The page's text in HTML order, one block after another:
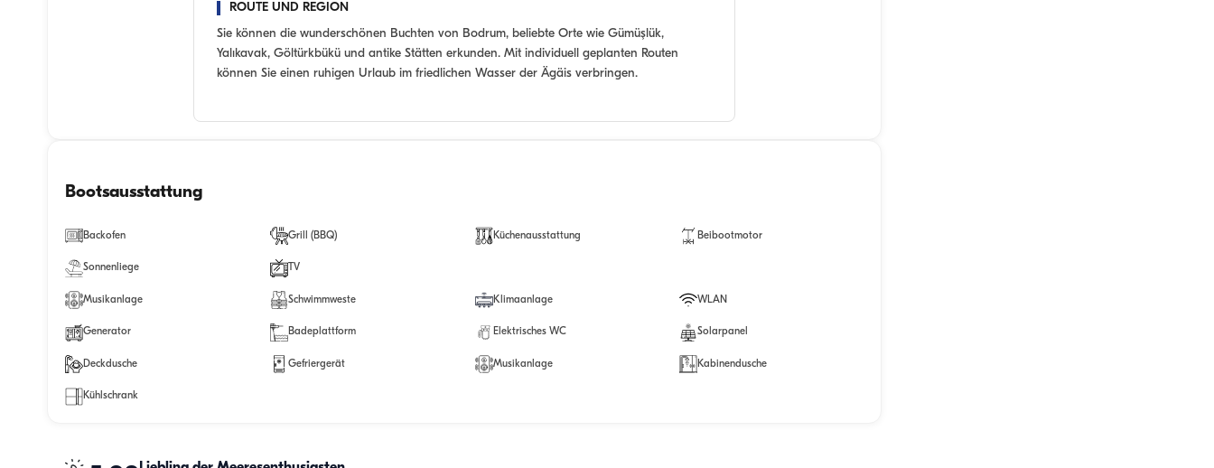
ROUTE UND REGION
Sie können die wunderschönen Buchten von Bodrum, beliebte Orte wie Gümüşlük,
Yalıkavak, Göltürkbükü und antike Stätten erkunden. Mit individuell geplanten Routen
können Sie einen ruhigen Urlaub im friedlichen Wasser der Ägäis verbringen.
Bootsausstattung
Backofen Grill (BBQ) Küchenausstattung Beibootmotor
Sonnenliege TV
Musikanlage Schwimmweste Klimaanlage WLAN
Generator Badeplattform Elektrisches WC Solarpanel
Deckdusche Gefriergerät Musikanlage Kabinendusche
Kühlschrank